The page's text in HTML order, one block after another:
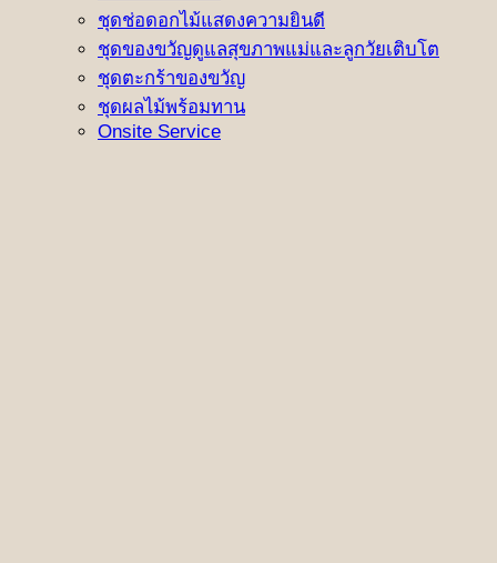
ชุดช่อดอกไม้แสดงความยินดี
ชุดของขวัญดูแลสุขภาพแม่และลูกวัยเติบโต
ชุดตะกร้าของขวัญ
ชุดผลไม้พร้อมทาน
Onsite Service